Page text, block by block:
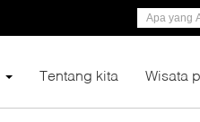
Tentang kita Wisata